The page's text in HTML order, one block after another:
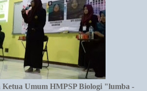
Ketua Umum HMPSP Biologi "lumba -